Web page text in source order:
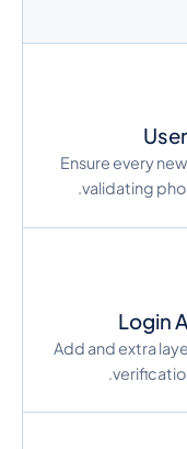
Ensure every
validating
Login
Add and extra